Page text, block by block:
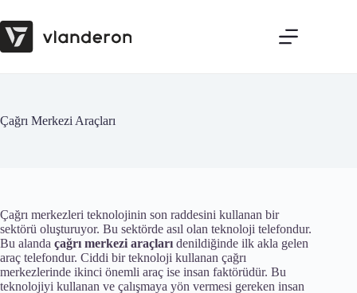
to
content
Çağrı Merkezi Araçları
Çağrı merkezleri teknolojinin son raddesini kullanan bir
sektörü oluşturuyor. Bu sektörde asıl olan teknoloji telefondur.
Bu alanda çağrı merkezi araçları denildiğinde ilk akla gelen
araç telefondur. Ciddi bir teknoloji kullanan çağrı
merkezlerinde ikinci önemli araç ise insan faktörüdür. Bu
teknolojiyi kullanan ve çalışmaya yön vermesi gereken insan